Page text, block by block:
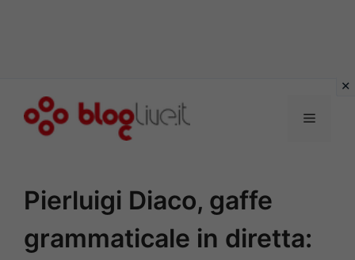
Menu
Pierluigi Diaco, gaffe
grammaticale in diretta: